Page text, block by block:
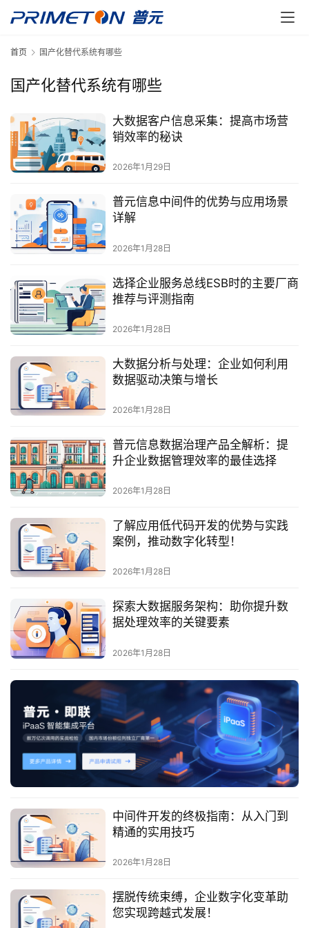
最
新
动
产
品
决
方
案
生
态
与
合
服
务
与
了
联
系
我
们
首页 国产化替代系统有哪些
国产化替代系统有哪些
大数据客户信息采集：提高市场营
销效率的秘诀
2026年1月29日
普元信息中间件的优势与应用场景
详解
2026年1月28日
选择企业服务总线ESB时的主要厂商
推荐与评测指南
2026年1月28日
大数据分析与处理：企业如何利用
数据驱动决策与增长
2026年1月28日
普元信息数据治理产品全解析：提
升企业数据管理效率的最佳选择
2026年1月28日
了解应用低代码开发的优势与实践
案例，推动数字化转型！
2026年1月28日
探索大数据服务架构：助你提升数
据处理效率的关键要素
2026年1月28日
中间件开发的终极指南：从入门到
精通的实用技巧
2026年1月28日
摆脱传统束缚，企业数字化变革助
您实现跨越式发展！